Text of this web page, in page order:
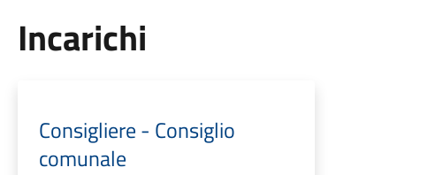
Incarichi
Consigliere - Consiglio
comunale